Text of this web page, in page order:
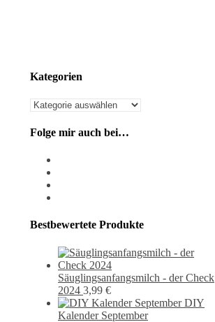
Kategorien
Kategorien
Folge mir auch bei…
Bestbewertete Produkte
Säuglingsanfangsmilch - der Check
2024 3,99 €
DIY
Kalender September